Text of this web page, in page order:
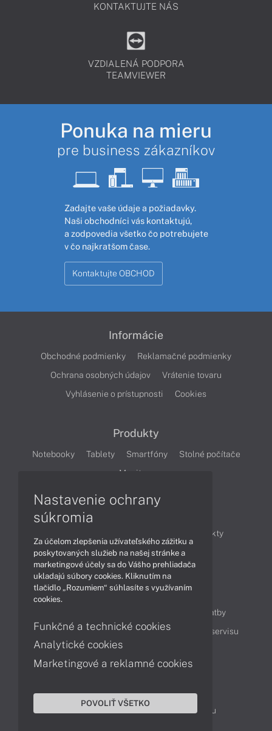
KONTAKTUJTE NÁS
VZDIALENÁ PODPORA
TEAMVIEWER
Ponuka na mieru
pre business zákazníkov
Zadajte vaše údaje a požiadavky.
Naši obchodníci vás kontaktujú,
a zodpovedia všetko čo potrebujete
v čo najkratšom čase.
Kontaktujte OBCHOD
Informácie
Obchodné podmienky
Reklamačné podmienky
Ochrana osobných údajov
Vrátenie tovaru
Vyhlásenie o prístupnosti
Cookies
Produkty
Notebooky Tablety Smartfóny
Stolné počítače
Monitory
Produkty
Technológie
Videá
Obsah
Možnosti doručenia a platby
Podpora a servis
Servisné služby Cenník servisu
Kontakty
043 4224 771
Obchodné oddelenie
Reklamácia tovaru
Nastavenie ochrany
súkromia
Za účelom zlepšenia užívateľského zážitku a
poskytovaných služieb na našej stránke a
marketingové účely sa do Vášho prehliadača
ukladajú súbory cookies. Kliknutím na
tlačidlo „Rozumiem“ súhlasíte s využívaním
cookies.
Funkčné a technické cookies
Analytické cookies
Marketingové a reklamné cookies
POVOLIŤ VŠETKO